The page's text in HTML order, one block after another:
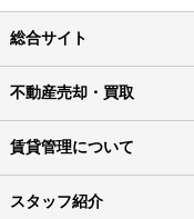
総合サイト
不動産売却・買取
賃貸管理について
スタッフ紹介